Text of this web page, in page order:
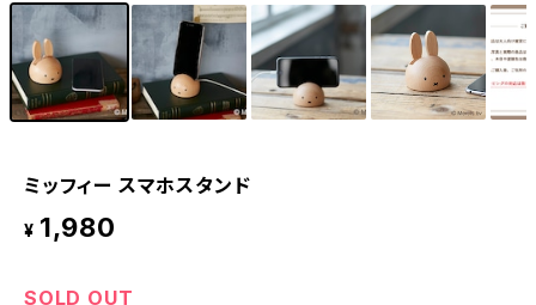
ミッフィー スマホスタンド
¥ 1,980
SOLD OUT